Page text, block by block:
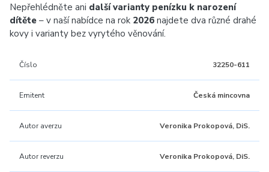
Nepřehlédněte ani další varianty penízku k narození
dítěte – v naší nabídce na rok 2026 najdete dva různé drahé
kovy i varianty bez vyrytého věnování.
Číslo 32250-611
Emitent Česká mincovna
Autor averzu Veronika Prokopová, DiS.
Autor reverzu Veronika Prokopová, DiS.